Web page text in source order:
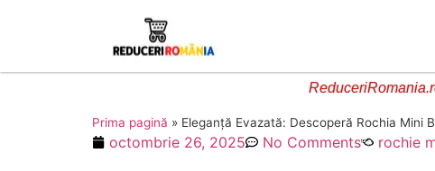
Prima pagină » Eleganță Evazată: Descoperă Rochia Mini
octombrie 26, 2025 No Comments rochie